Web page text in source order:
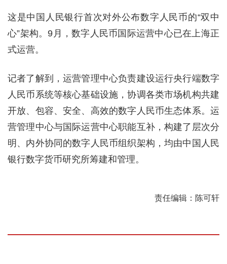
这是中国人民银行首次对外公布数字人民币的“双中
心”架构。9月，数字人民币国际运营中心已在上海正
式运营。
记者了解到，运营管理中心负责建设运行央行端数字
人民币系统等核心基础设施，协调各类市场机构共建
开放、包容、安全、高效的数字人民币生态体系。运
营管理中心与国际运营中心职能互补，构建了层次分
明、内外协同的数字人民币组织架构，均由中国人民
银行数字货币研究所筹建和管理。
责任编辑：陈可轩